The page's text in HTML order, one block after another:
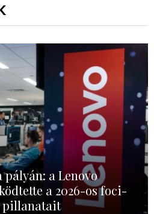
a Lenovo
a 2026-os foci-
pillanatait